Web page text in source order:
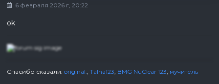
6 февраля 2026 г, 20:22
ok
Спасибо сказали: original., Talha123, BMG NuClear 123, мучитель